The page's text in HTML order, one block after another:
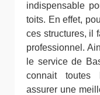
indispensable
toits. En effet,
ces structures, il
professionnel.
le service de
connait toutes
assurer une